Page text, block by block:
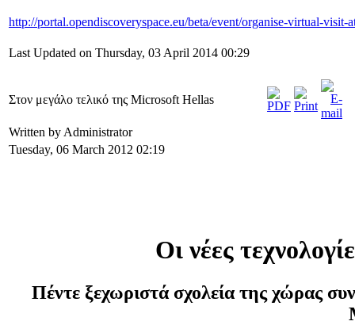
http://portal.opendiscoveryspace.eu/beta/event/organise-virtual-visit-
Last Updated on Thursday, 03 April 2014 00:29
Στον μεγάλο τελικό της Microsoft Hellas
Written by Administrator
Tuesday, 06 March 2012 02:19
Οι νέες
Πέντε ξεχωριστά σχολεία της χώρας